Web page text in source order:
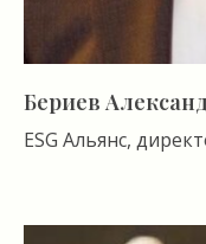
Бериев
ESG Альянс,